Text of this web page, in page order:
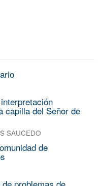
capilla del Señor de
SAUCEDO
de